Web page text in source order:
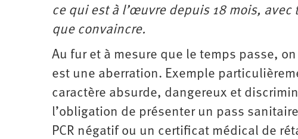
ce qui est à l’œuvre depuis 18 mois,
que convaincre.
Au fur et à mesure que le temps passe,
est une aberration. Exemple
caractère absurde, dangereux et
l’obligation de présenter un pass
PCR négatif ou un certificat médical de